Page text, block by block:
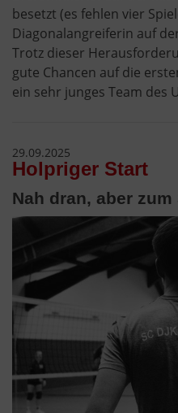
besetzt (es fehlen vier
Diagonalangreiferin auf
Trotz dieser
gute Chancen auf die
ein sehr junges Team des
29.09.2025
Holpriger Start
Nah dran, aber